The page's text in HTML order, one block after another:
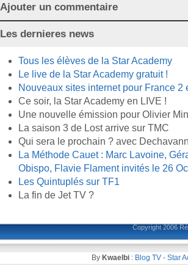
Ajouter un commentaire
Les dernieres news
Tous les élèves de la Star Academy
Le live de la Star Academy gratuit !
Nouveaux sites internet pour France 2
Ce soir, la Star Academy en LIVE !
Une nouvelle émission pour Olivier
La saison 3 de Lost arrive sur TMC
Qui sera le prochain ? avec
La Méthode Cauet : Marc Lavoine,
Obispo, Flavie Flament invités le 26
Les Quintuplés sur TF1
La fin de Jet TV ?
Copyright 2006
By Kwaelbi : Blog TV - Star